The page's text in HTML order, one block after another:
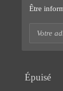
Être
Épuisé